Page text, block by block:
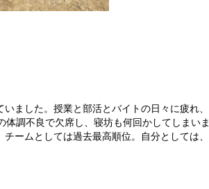
ました。授業と部活とバイトの日々に疲れ、
調不良で欠席し、寝坊も何回かしてしまいま
ームとしては過去最高順位。自分としては、